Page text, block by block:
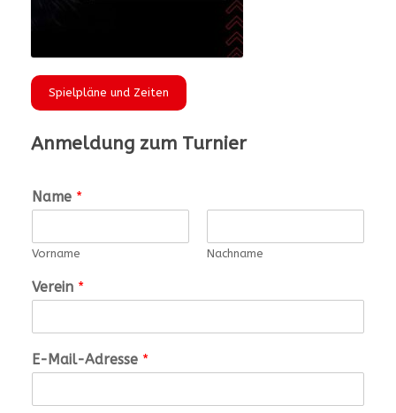
Spielpläne und Zeiten
Anmeldung zum Turnier
Name *
Vorname Nachname
Verein *
E-Mail-Adresse *